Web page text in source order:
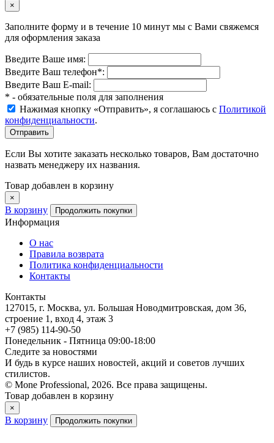
×
Заполните форму и в течение 10 минут мы с Вами свяжемся
для оформления заказа
Введите Ваше имя:
Введите Ваш телефон*:
Введите Ваш E-mail:
* - обязательные поля для заполнения
Нажимая кнопку «Отправить», я соглашаюсь с Политикой
конфиденциальности.
Если Вы хотите заказать несколько товаров, Вам достаточно
назвать менеджеру их названия.
Товар добавлен в корзину
×
В корзину Продолжить покупки
Информация
О нас
Правила возврата
Политика конфиденциальности
Контакты
Контакты
127015, г. Москва, ул. Большая Новодмитровская, дом 36,
строение 1, вход 4, этаж 3
+7 (985) 114-90-50
Понедельник - Пятница 09:00-18:00
Следите за новостями
И будь в курсе наших новостей, акций и советов лучших
стилистов.
© Mone Professional, 2026. Все права защищены.
Товар добавлен в корзину
×
В корзину Продолжить покупки